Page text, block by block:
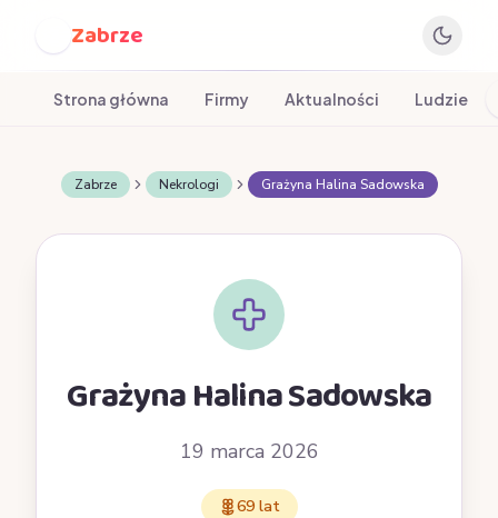
Zabrze
Strona główna Firmy Aktualności Ludzie
Zabrze Nekrologi Grażyna Halina Sadowska
Grażyna Halina Sadowska
19 marca 2026
69 lat